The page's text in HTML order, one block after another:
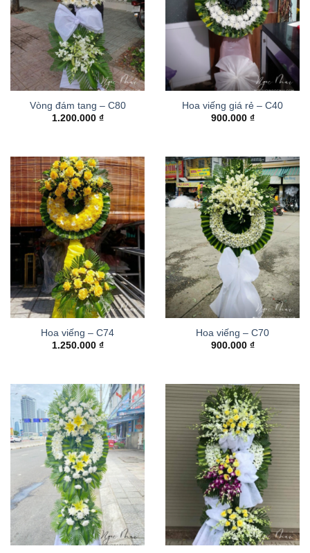
Vòng đám tang – C80
1.200.000 ₫
Hoa viếng giá rẻ – C40
900.000 ₫
Hoa viếng – C74
1.250.000 ₫
Hoa viếng – C70
900.000 ₫